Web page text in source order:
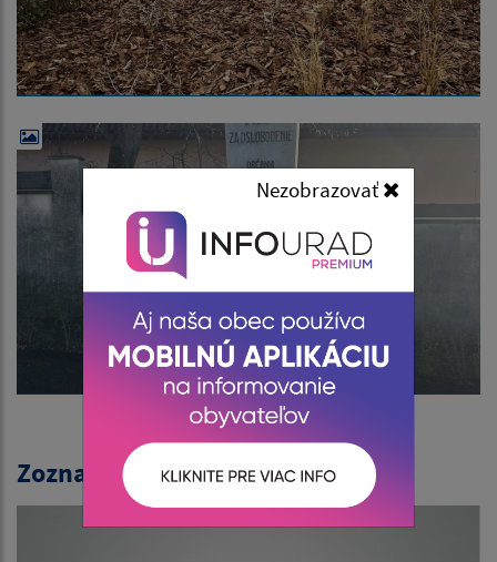
Zoznam fotogalérií:
Nezobrazovať